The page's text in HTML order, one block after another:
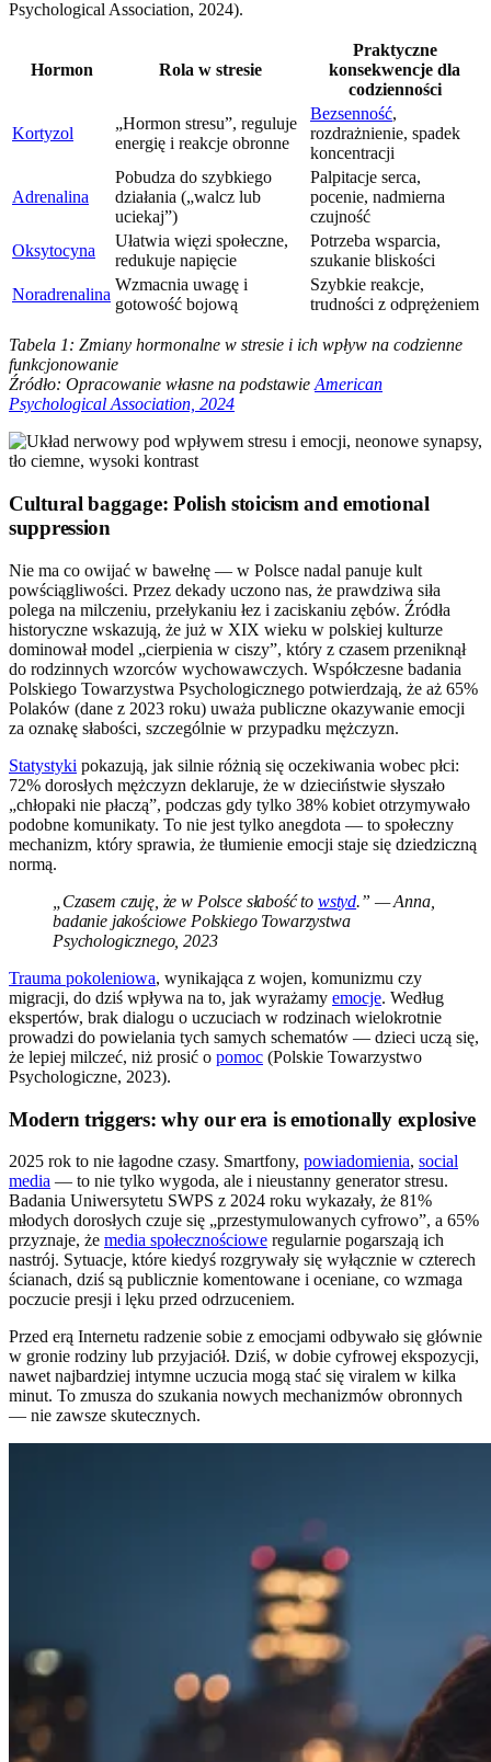
Psychological Association, 2024).
Hormon Rola w stresie
Praktyczne
konsekwencje dla
codzienności
Kortyzol
„Hormon stresu”, reguluje
energię i reakcje obronne
Bezsenność,
rozdrażnienie, spadek
koncentracji
Adrenalina
Pobudza do szybkiego
działania („walcz lub
uciekaj”)
Palpitacje serca,
pocenie, nadmierna
czujność
Oksytocyna
Ułatwia więzi społeczne,
redukuje napięcie
Potrzeba wsparcia,
szukanie bliskości
Noradrenalina
Wzmacnia uwagę i
gotowość bojową
Szybkie reakcje,
trudności z odprężeniem
Tabela 1: Zmiany hormonalne w stresie i ich wpływ na codzienne
funkcjonowanie
Źródło: Opracowanie własne na podstawie American
Psychological Association, 2024
Cultural baggage: Polish stoicism and emotional
suppression
Nie ma co owijać w bawełnę — w Polsce nadal panuje kult
powściągliwości. Przez dekady uczono nas, że prawdziwa siła
polega na milczeniu, przełykaniu łez i zaciskaniu zębów. Źródła
historyczne wskazują, że już w XIX wieku w polskiej kulturze
dominował model „cierpienia w ciszy”, który z czasem przeniknął
do rodzinnych wzorców wychowawczych. Współczesne badania
Polskiego Towarzystwa Psychologicznego potwierdzają, że aż 65%
Polaków (dane z 2023 roku) uważa publiczne okazywanie emocji
za oznakę słabości, szczególnie w przypadku mężczyzn.
Statystyki pokazują, jak silnie różnią się oczekiwania wobec płci:
72% dorosłych mężczyzn deklaruje, że w dzieciństwie słyszało
„chłopaki nie płaczą”, podczas gdy tylko 38% kobiet otrzymywało
podobne komunikaty. To nie jest tylko anegdota — to społeczny
mechanizm, który sprawia, że tłumienie emocji staje się dziedziczną
normą.
„Czasem czuję, że w Polsce słabość to wstyd.” — Anna,
badanie jakościowe Polskiego Towarzystwa
Psychologicznego, 2023
Trauma pokoleniowa, wynikająca z wojen, komunizmu czy
migracji, do dziś wpływa na to, jak wyrażamy emocje. Według
ekspertów, brak dialogu o uczuciach w rodzinach wielokrotnie
prowadzi do powielania tych samych schematów — dzieci uczą się,
że lepiej milczeć, niż prosić o pomoc (Polskie Towarzystwo
Psychologiczne, 2023).
Modern triggers: why our era is emotionally explosive
2025 rok to nie łagodne czasy. Smartfony, powiadomienia, social
media — to nie tylko wygoda, ale i nieustanny generator stresu.
Badania Uniwersytetu SWPS z 2024 roku wykazały, że 81%
młodych dorosłych czuje się „przestymulowanych cyfrowo”, a 65%
przyznaje, że media społecznościowe regularnie pogarszają ich
nastrój. Sytuacje, które kiedyś rozgrywały się wyłącznie w czterech
ścianach, dziś są publicznie komentowane i oceniane, co wzmaga
poczucie presji i lęku przed odrzuceniem.
Przed erą Internetu radzenie sobie z emocjami odbywało się głównie
w gronie rodziny lub przyjaciół. Dziś, w dobie cyfrowej ekspozycji,
nawet najbardziej intymne uczucia mogą stać się viralem w kilka
minut. To zmusza do szukania nowych mechanizmów obronnych
— nie zawsze skutecznych.